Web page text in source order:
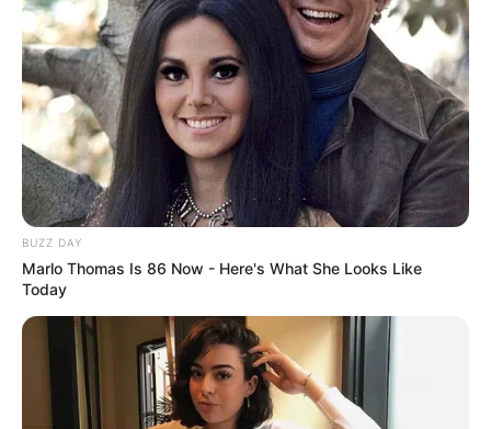
BUZZ DAY
Marlo Thomas Is 86 Now - Here's What She Looks Like
Today